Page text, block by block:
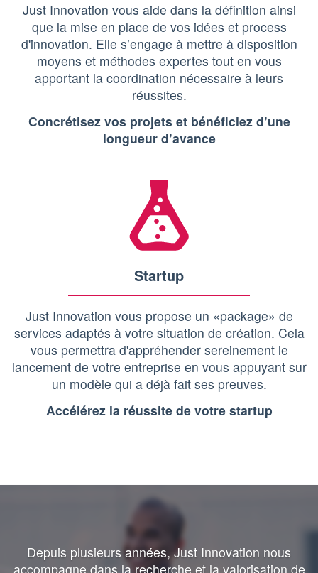
Just Innovation vous aide dans la définition ainsi
que la mise en place de vos idées et process
d'innovation. Elle s’engage à mettre à disposition
moyens et méthodes expertes tout en vous
apportant la coordination nécessaire à leurs
réussites.
Concrétisez vos projets et bénéficiez d’une
longueur d’avance
Startup
Just Innovation vous propose un «package» de
services adaptés à votre situation de création. Cela
vous permettra d'appréhender sereinement le
lancement de votre entreprise en vous appuyant sur
un modèle qui a déjà fait ses preuves.
Accélérez la réussite de votre startup
Depuis plusieurs années, Just Innovation nous
accompagne dans la recherche et la valorisation de